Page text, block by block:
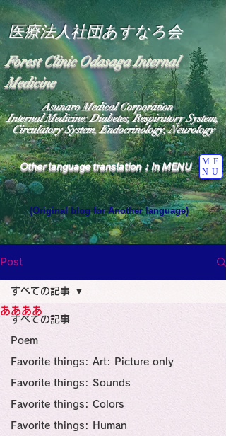
医療法人社団あすなろ会
Forest Clinic Odasaga Internal
Medicine
Other language translation：In MENU
ME
NU
Asunaro Medical Corporation
Internal Medicine: Diabetes, Respiratory System,
Circulatory System, Endocrinology, Neurology
(Original blog for Another language)
Heavens: Beyond the Universe: The World
the God of Light Resides"
Medicine Specialist
Specialist
Wide Blog
Medicine
Religion
Post
すべての記事
Poem
Favorite things: Art: Picture only
Favorite things: Sounds
Favorite things: Colors
Favorite things: Human
すべての記事
ああああ